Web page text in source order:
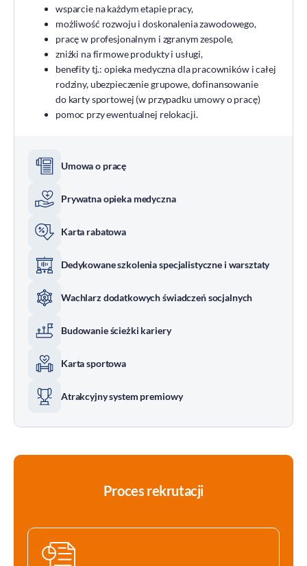
wsparcie na każdym etapie pracy,
możliwość rozwoju i doskonalenia zawodowego,
pracę w profesjonalnym i zgranym zespole,
zniżki na firmowe produkty i usługi,
benefity tj.: opieka medyczna dla pracowników i całej
rodziny, ubezpieczenie grupowe, dofinansowanie
do karty sportowej (w przypadku umowy o pracę)
pomoc przy ewentualnej relokacji.
Umowa o pracę
Prywatna opieka medyczna
Karta rabatowa
Dedykowane szkolenia specjalistyczne i warsztaty
Wachlarz dodatkowych świadczeń socjalnych
Budowanie ścieżki kariery
Karta sportowa
Atrakcyjny system premiowy
Proces rekrutacji